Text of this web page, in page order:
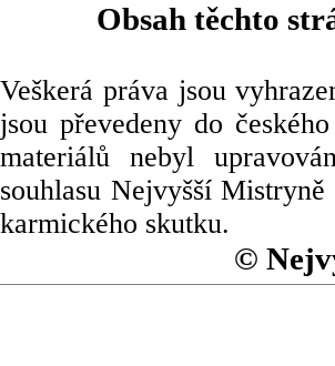
Obsah těchto
Veškerá práva jsou
jsou převedeny do
materiálů nebyl
souhlasu Nejvyšší
karmického skutku.
©